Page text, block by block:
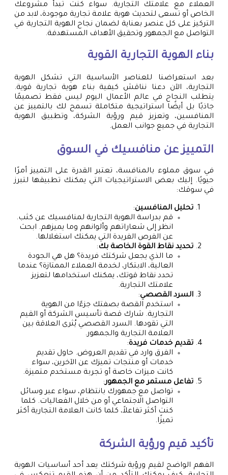
العملاء مع علامتك التجارية. سواء كنت تبدأ مشروعك
الخاص أو تسعى لتحديث هوية علامة تجارية موجودة، لابد من
التركيز على كل عنصر بعناية لضمان نجاح الهوية التجارية في
التواصل مع الجمهور وتحقيق الأهداف المستهدفة.
بناء الهوية التجارية القوية
بعد استعراضنا للعناصر الأساسية التي تشكل الهوية
التجارية، الآن دعنا نناقش كيفية بناء هوية تجارية قوية.
يتطلب النجاح في عالم الأعمال اليوم ليس فقط تصميمًا
جاذبًا بل أيضًا استراتيجية متكاملة تسمح لك بالتمييز عن
المنافسين، وتعزيز قيم ورؤية الشركة، وتطبيق الهوية
التجارية في جميع جوانب العمل.
التمييز عن منافسيك في السوق
في سوق مملوء بالمنافسة، تعتبر القدرة على التمييز أمرًا
حيويًا. إليك بعض الاستراتيجيات التي يمكنك تطبيقها لتبرز
في سوقك:
تحليل المنافسين:
قم بدراسة الهوية التجارية لمنافسيك عن كثب.
انظر إلى شعاراتهم وألوانهم وما يميزهم. ابحث
عن الفرص الفريدة التي يمكنك استغلالها.
تحديد نقاط القوة الخاصة بك:
ما الذي يجعل شركتك فريدة؟ هل هي الجودة
العالية، الابتكار، لخدمة العملاء الممتازة؟ عندما
تحدد نقاط قوتك، يمكنك استخدامها لتعزيز
علامتك التجارية.
السرد القصصي:
استخدم القصة بصفتك جزءًا من الهوية
التجارية. شارك قصة تأسيس الشركة أو القيم
التي تقودها. السرد القصصي يُثرى العلاقة بين
العلامة التجارية والجمهور.
تقديم خدمات فريدة:
الفرق وارد في تقديم العروض. حاول تقديم
خدمات أو منتجات تميزك عن الآخرين، سواء
كانت ميزات خاصة أو تجربة مستخدم متميزة.
تفاعل مستمر مع الجمهور:
تواصل مع جمهورك بانتظام، سواء عبر وسائل
التواصل الاجتماعي أو من خلال الفعاليات. كلما
كنت أكثر تفاعلاً، كلما كانت العلامة التجارية أكثر
تميزًا.
تأكيد قيم ورؤية الشركة
الفهم الواضح لقيم ورؤية شركتك يعد أحد أساسيات الهوية